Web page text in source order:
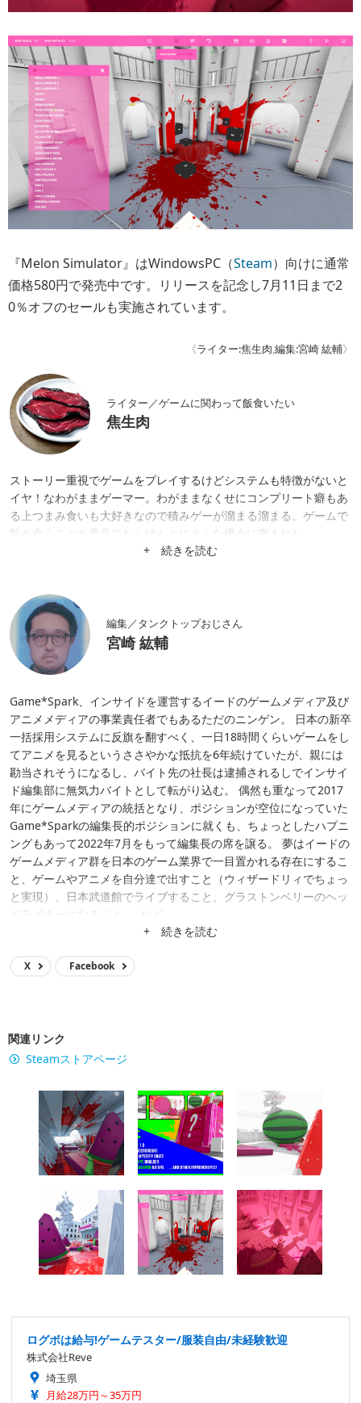
『Melon Simulator』はWindowsPC（Steam）向けに通常
価格580円で発売中です。リリースを記念し7月11日まで2
0％オフのセールも実施されています。
《ライター:焦生肉,編集:宮崎 紘輔》
ライター／ゲームに関わって飯食いたい
焦生肉
ストーリー重視でゲームをプレイするけどシステムも特徴がないと
イヤ！なわがままゲーマー。わがままなくせにコンプリート癖もあ
る上つまみ食いも大好きなので積みゲーが溜まる溜まる。ゲームで
飯を食うことを夢見てたらほんとにそんな機会に恵まれた。
+ 続きを読む
編集／タンクトップおじさん
宮崎 紘輔
Game*Spark、インサイドを運営するイードのゲームメディア及び
アニメメディアの事業責任者でもあるただのニンゲン。 日本の新卒
一括採用システムに反旗を翻すべく、一日18時間くらいゲームをし
てアニメを見るというささやかな抵抗を6年続けていたが、親には
勘当されそうになるし、バイト先の社長は逮捕されるしでインサイ
ド編集部に無気力バイトとして転がり込む。 偶然も重なって2017
年にゲームメディアの統括となり、ポジションが空位になっていた
Game*Sparkの編集長的ポジションに就くも、ちょっとしたハプニ
ングもあって2022年7月をもって編集長の席を譲る。 夢はイードの
ゲームメディア群を日本のゲーム業界で一目置かれる存在にするこ
と、ゲームやアニメを自分達で出すこと（ウィザードリィでちょっ
と実現）、日本武道館でライブすること、グラストンベリーのヘッ
ドライナーになること……など。
+ 続きを読む
X Facebook
関連リンク
Steamストアページ
ログボは給与!ゲームテスター/服装自由/未経験歓迎
株式会社Reve
埼玉県
月給28万円～35万円